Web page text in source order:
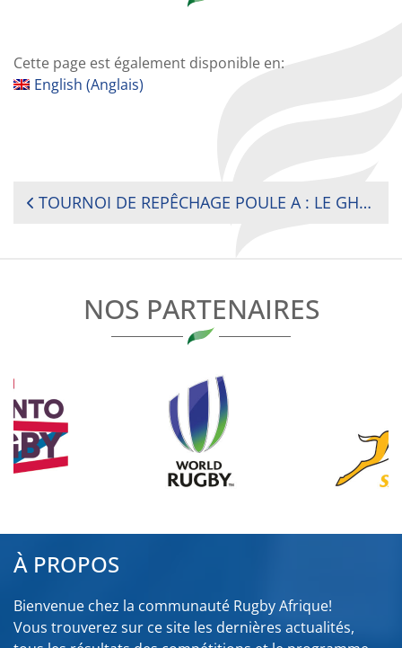
Cette page est également disponible en:
English (Anglais)
NAVIGATION
TOURNOI DE REPÊCHAGE POULE A : LE GHANA REMPORTE LA PETITE FINALE FACE AU NIGERIA
NOS PARTENAIRES
À PROPOS
Bienvenue chez la communauté Rugby Afrique!
Vous trouverez sur ce site les dernières actualités,